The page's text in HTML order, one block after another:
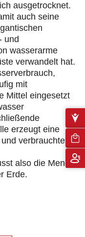
ausgetrocknet.
auch seine
und
wasserarme
verwandelt hat.
mit
Mittel eingesetzt
erzeugt eine
verbrauchtem
also die Menge
Erde.